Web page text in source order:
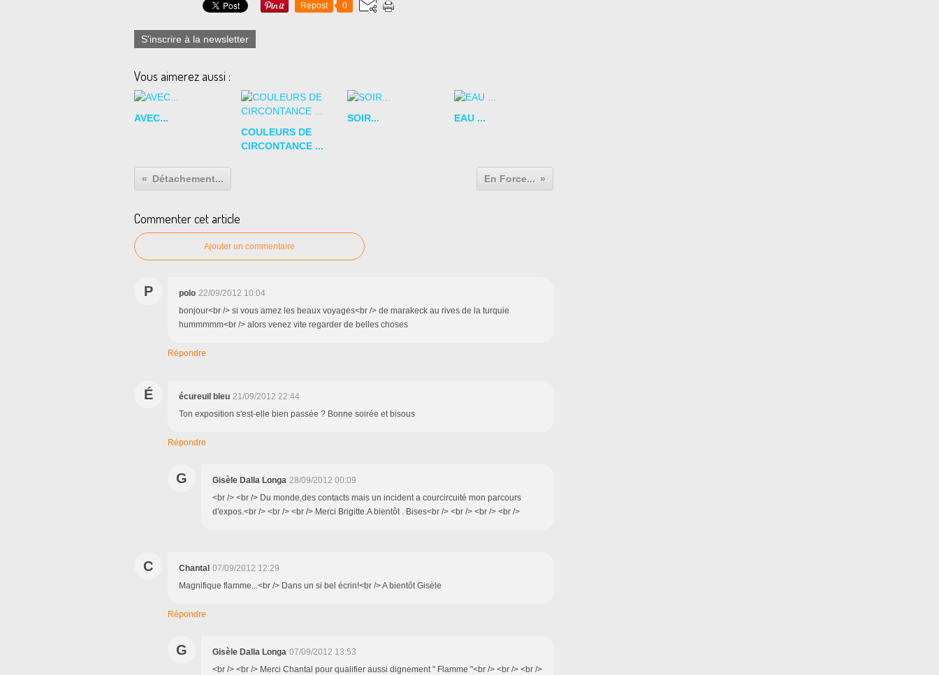
Repost 0
S'inscrire à la newsletter
Vous aimerez aussi :
AVEC...
COULEURS DE
CIRCONTANCE ...
SOIR... EAU ...
Détachement... En Force...
Commenter cet article
Ajouter un commentaire
P polo 22/09/2012 10:04
bonjour<br /> si vous amez les beaux voyages<br /> de marakeck au rives de la turquie
hummmmm<br /> alors venez vite regarder de belles choses
Répondre
É écureuil bleu 21/09/2012 22:44
Ton exposition s'est-elle bien passée ? Bonne soirée et bisous
Répondre
G Gisèle Dalla Longa 28/09/2012 00:09
<br /> <br /> Du monde,des contacts mais un incident a courcircuité mon parcours
d'expos.<br /> <br /> <br /> Merci Brigitte.A bientôt . Bises<br /> <br /> <br /> <br />
C Chantal 07/09/2012 12:29
Magnifique flamme...<br /> Dans un si bel écrin!<br /> A bientôt Gisèle
Répondre
G Gisèle Dalla Longa 07/09/2012 13:53
<br /> <br /> Merci Chantal pour qualifier aussi dignement " Flamme "<br /> <br /> <br />